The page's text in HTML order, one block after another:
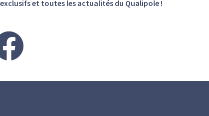
et toutes les actualités du Qualipole !